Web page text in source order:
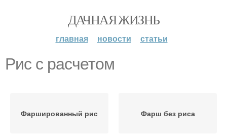
ДАЧНАЯ ЖИЗНЬ
главная новости статьи
Рис с расчетом
Фаршированный рис Фарш без риса